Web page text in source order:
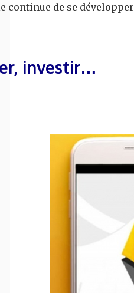
de se
investir…